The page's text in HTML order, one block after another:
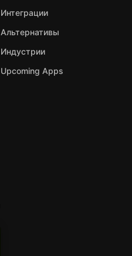
Интеграции
Альтернативы
Индустрии
Upcoming Apps